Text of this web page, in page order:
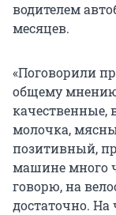
водителем
месяцев.
«Поговорили
общему
качественные,
молочка,
позитивный,
машине много
говорю, на
достаточно. На